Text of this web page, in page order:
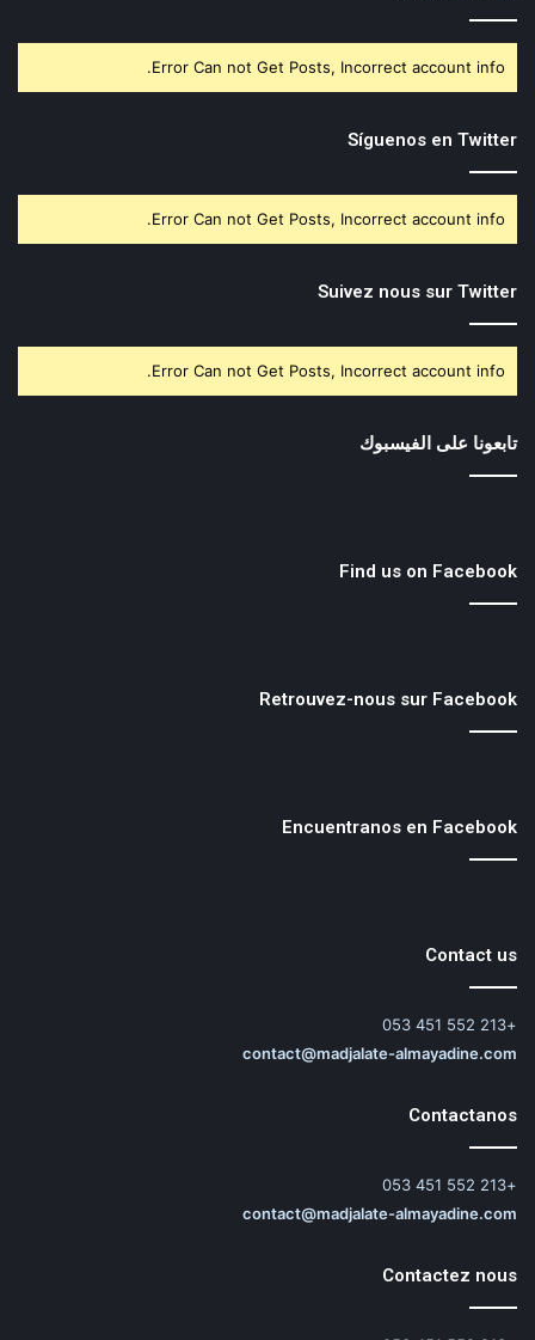
Error Can not Get Posts, Incorrect account info.
Síguenos en Twitter
Error Can not Get Posts, Incorrect account info.
Suivez nous sur Twitter
Error Can not Get Posts, Incorrect account info.
تابعونا على الفيسبوك
Find us on Facebook
Retrouvez-nous sur Facebook
Encuentranos en Facebook
Contact us
+213 552 451 053
contact@madjalate-almayadine.com
Contactanos
+213 552 451 053
contact@madjalate-almayadine.com
Contactez nous